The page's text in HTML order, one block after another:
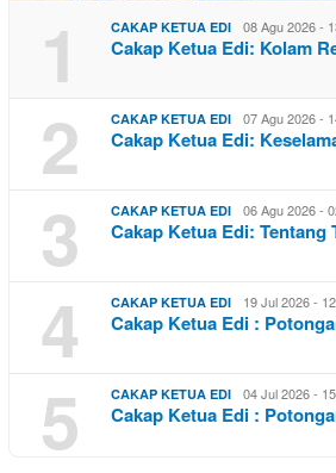
1 CAKAP KETUA EDI 08 Agu 2026 -
Cakap Ketua Edi: Kolam
2 CAKAP KETUA EDI 07 Agu 2026 -
Cakap Ketua Edi:
3 CAKAP KETUA EDI 06 Agu 2026 -
Cakap Ketua Edi:
4 CAKAP KETUA EDI 19 Jul 2026 -
Cakap Ketua Edi :
5 CAKAP KETUA EDI 04 Jul 2026 -
Cakap Ketua Edi :